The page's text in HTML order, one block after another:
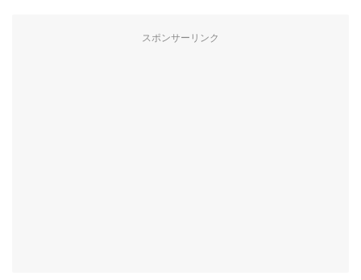
スポンサーリンク